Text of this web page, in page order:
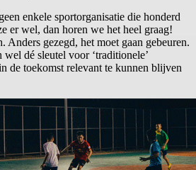
enkele sportorganisatie die honderd
er wel, dan horen we het heel graag!
Anders gezegd, het moet gaan gebeuren.
dé sleutel voor ‘traditionele’
de toekomst relevant te kunnen blijven